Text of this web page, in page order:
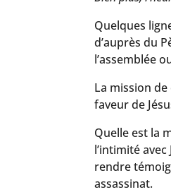
Quelques
d’auprès du
l’assemblée
La mission
faveur de
Quelle est la
l’intimité
rendre
assassinat.